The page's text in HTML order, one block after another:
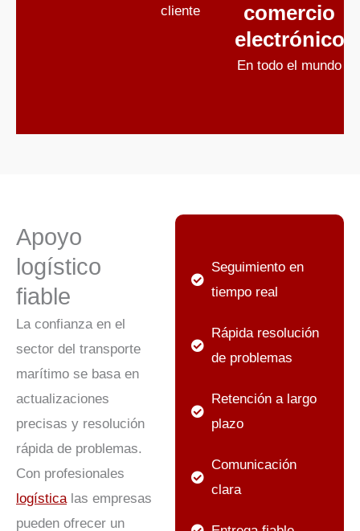
cliente
comercio
electrónico
En todo el mundo
Apoyo
logístico
fiable
La confianza en el
sector del transporte
marítimo se basa en
actualizaciones
precisas y resolución
rápida de problemas.
Con profesionales
logística las empresas
pueden ofrecer un
Seguimiento en
tiempo real
Rápida resolución
de problemas
Retención a largo
plazo
Comunicación
clara